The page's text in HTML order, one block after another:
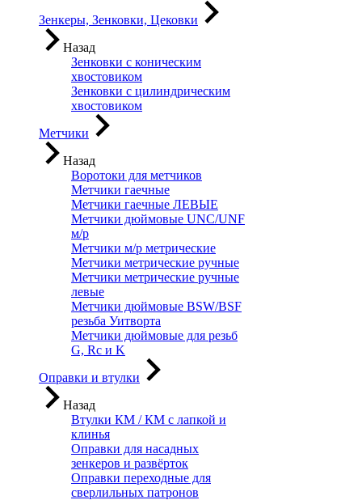
Зенкеры, Зенковки, Цековки
Назад
Зенковки с коническим
хвостовиком
Зенковки с цилиндрическим
хвостовиком
Метчики
Назад
Воротоки для метчиков
Метчики гаечные
Метчики гаечные ЛЕВЫЕ
Метчики дюймовые UNC/UNF
м/р
Метчики м/р метрические
Метчики метрические ручные
Метчики метрические ручные
левые
Метчики дюймовые BSW/BSF
резьба Уитворта
Метчики дюймовые для резьб
G, Rc и K
Оправки и втулки
Назад
Втулки КМ / КМ с лапкой и
клинья
Оправки для насадных
зенкеров и развёрток
Оправки переходные для
сверлильных патронов